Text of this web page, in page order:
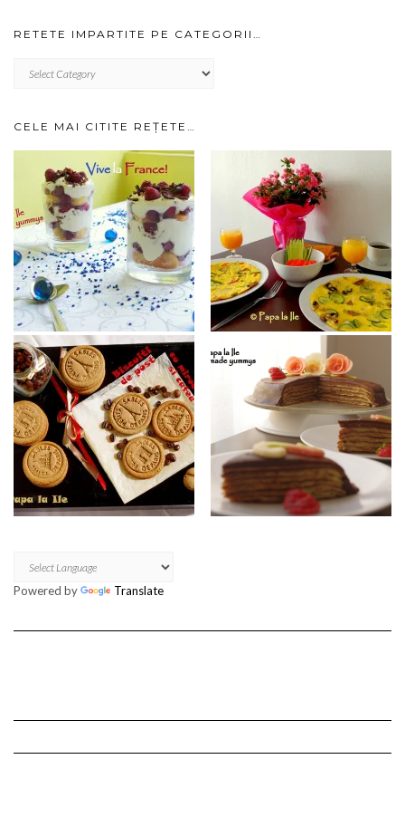
RETETE IMPARTITE PE CATEGORII…
IMPARTITE
CELE MAI CITITE REȚETE…
Powered by Translate